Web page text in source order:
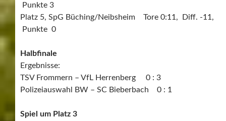
Punkte 3
Platz 5, SpG Büching/Neibsheim Tore 0:11, Diff. -11,
Punkte 0
Halbfinale
Ergebnisse:
TSV Frommern – VfL Herrenberg 0 : 3
Polizeiauswahl BW – SC Bieberbach 0 : 1
Spiel um Platz 3